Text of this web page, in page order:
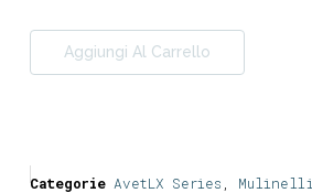
Aggiungi Al Carrello
Categorie AvetLX Series Mulinelli